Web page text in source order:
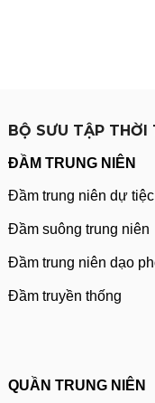
BỘ SƯU TẬP THỜI
ĐẦM TRUNG NIÊN
Đầm trung niên dự tiệc
Đầm suông trung niên
Đầm trung niên dạo
Đầm truyền thống
QUẦN TRUNG NIÊN